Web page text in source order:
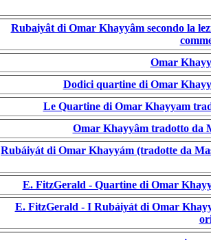
Rubaiyât di Omar Khayyâm secondo la
Omar
Dodici quartine di Omar
Le Quartine di Omar Khayyam
Omar Khayyâm tradotto da
Rubáiyát di Omar Khayyám (tradotte da
E. FitzGerald - Quartine di Omar
E. FitzGerald - I Rubáiyát di Omar